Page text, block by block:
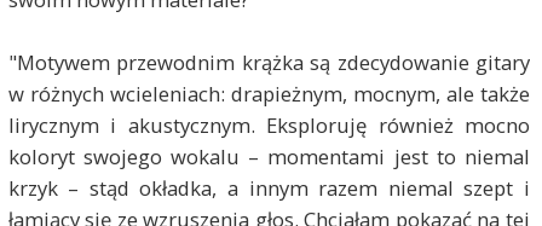
"Motywem przewodnim krążka są zdecydowanie gitary
w różnych wcieleniach: drapieżnym, mocnym, ale także
lirycznym i akustycznym. Eksploruję również mocno
koloryt swojego wokalu – momentami jest to niemal
krzyk – stąd okładka, a innym razem niemal szept i
łamiący się ze wzruszenia głos. Chciałam pokazać na tej